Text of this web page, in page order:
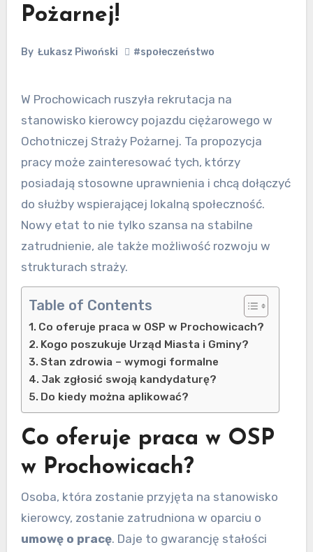
Pożarnej!
By Łukasz Piwoński #społeczeństwo
W Prochowicach ruszyła rekrutacja na
stanowisko kierowcy pojazdu ciężarowego w
Ochotniczej Straży Pożarnej. Ta propozycja
pracy może zainteresować tych, którzy
posiadają stosowne uprawnienia i chcą dołączyć
do służby wspierającej lokalną społeczność.
Nowy etat to nie tylko szansa na stabilne
zatrudnienie, ale także możliwość rozwoju w
strukturach straży.
Table of Contents
Co oferuje praca w OSP w Prochowicach?
Kogo poszukuje Urząd Miasta i Gminy?
Stan zdrowia – wymogi formalne
Jak zgłosić swoją kandydaturę?
Do kiedy można aplikować?
Co oferuje praca w OSP
w Prochowicach?
Osoba, która zostanie przyjęta na stanowisko
kierowcy, zostanie zatrudniona w oparciu o
umowę o pracę. Daje to gwarancję stałości